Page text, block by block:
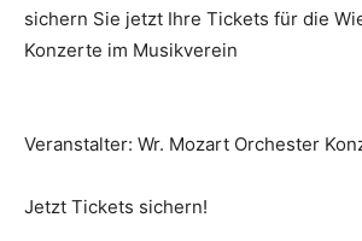
sichern Sie jetzt Ihre Tickets für die
Konzerte im Musikverein
Veranstalter: Wr. Mozart Orchester
Jetzt Tickets sichern!